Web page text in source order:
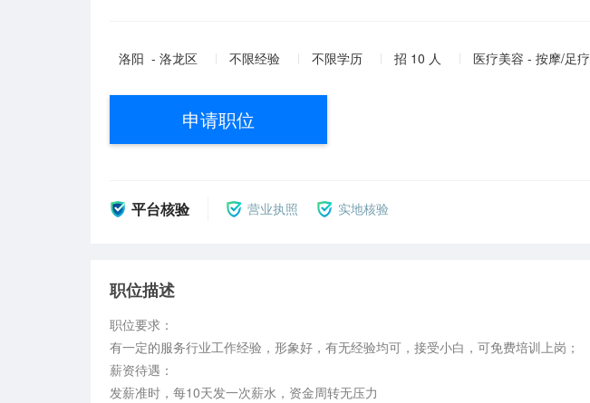
洛阳 - 洛龙区 不限经验 不限学历 招 10 人 医疗美容 - 按摩/足疗
申请职位
平台核验 营业执照 实地核验
职位描述
职位要求：
有一定的服务行业工作经验，形象好，有无经验均可，接受小白，可免费培训上岗；
薪资待遇：
发薪准时，每10天发一次薪水，资金周转无压力